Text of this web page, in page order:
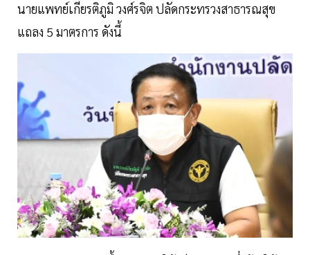
นายแพทย์เกียรติภูมิ วงศ์รจิต ปลัดกระทรวงสาธารณสุข
แถลง 5 มาตรการ ดังนี้